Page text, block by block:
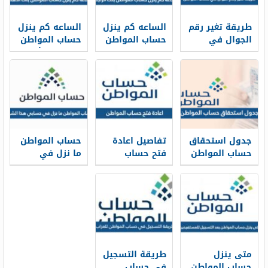
طريقة تغير رقم
الجوال في
حساب المواطن
بالخطوات 1448
الساعه كم ينزل
حساب المواطن
في بنك
الراجحي 1448
الساعه كم ينزل
حساب المواطن
في بنك الأهلي
1448
جدول استحقاق
حساب المواطن
1448 pdf
تفاصيل اعادة
فتح حساب
المواطن
للسعوديين بعد
الأمر الملكي
1448
حساب المواطن
ما نزل في
حسابي هذا
متى ينزل طريقة التسجيل